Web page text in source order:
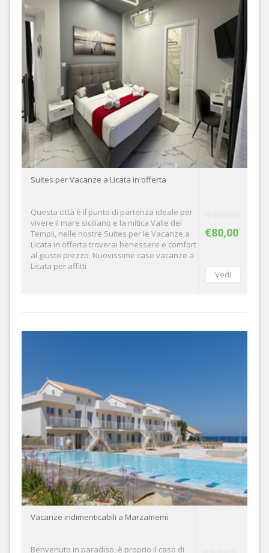
€80,00
Suites per Vacanze a Licata in offerta
Questa città è il punto di partenza ideale per
vivere il mare siciliano e la mitica Valle dei
Templi, nelle nostre Suites per le Vacanze a
Licata in offerta troverai benessere e comfort
al giusto prezzo. Nuovissime case vacanze a
Licata per affitti
Vacanze indimenticabili a Marzamemi
Benvenuto in paradiso, è proprio il caso di